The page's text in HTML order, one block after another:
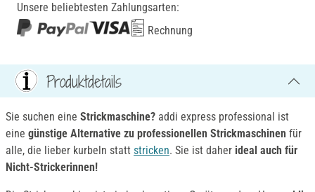
Unsere beliebtesten Zahlungsarten:
Rechnung
Produktdetails
Sie suchen eine Strickmaschine? addi express professional ist
eine günstige Alternative zu professionellen Strickmaschinen für
alle, die lieber kurbeln statt stricken. Sie ist daher ideal auch für
Nicht-Strickerinnen!